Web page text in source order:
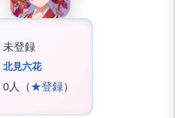
未登録
北見六花
0人（ ★登録）